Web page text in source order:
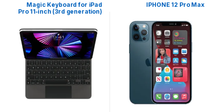
IPHONE 12 Pro Max
Magic Keyboard for iPad
Pro 11‑inch (3rd generation)